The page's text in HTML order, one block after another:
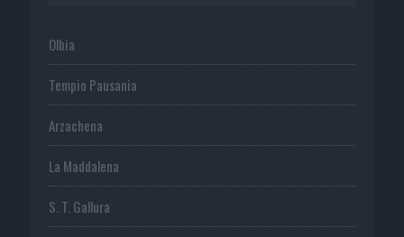
Olbia
Tempio Pausania
Arzachena
La Maddalena
S. T. Gallura